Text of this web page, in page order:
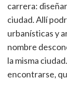
carrera:
ciudad. Allí
urbanísticas y
nombre
la misma
encontrarse,